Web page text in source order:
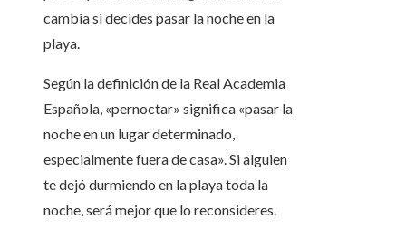
cambia si decides pasar la noche en la
playa.
Según la definición de la Real Academia
Española, «pernoctar» significa «pasar la
noche en un lugar determinado,
especialmente fuera de casa». Si alguien
te dejó durmiendo en la playa toda la
noche, será mejor que lo reconsideres.